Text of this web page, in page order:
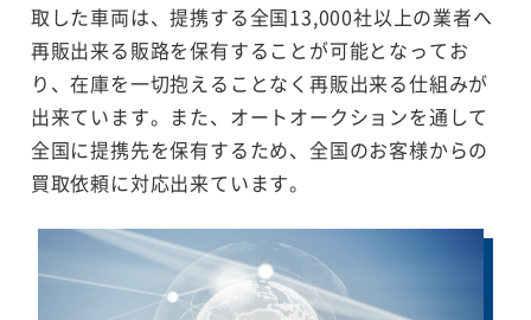
取した車両は、提携する全国13,000社以上の業者へ
再販出来る販路を保有することが可能となってお
り、在庫を一切抱えることなく再販出来る仕組みが
出来ています。また、オートオークションを通して
全国に提携先を保有するため、全国のお客様からの
買取依頼に対応出来ています。